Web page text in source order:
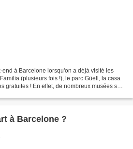
à Barcelone lorsqu'on a déjà visité les
(plusieurs fois !), le parc Güell, la casa
gratuites ! En effet, de nombreux musées sont
à Barcelone ?